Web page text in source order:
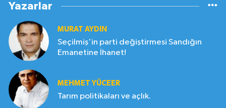
Yazarlar
MURAT AYDIN
Seçilmiş'in parti değiştirmesi Sandığın
Emanetine İhanet!
MEHMET YÜCEER
Tarım politikaları ve açlık.